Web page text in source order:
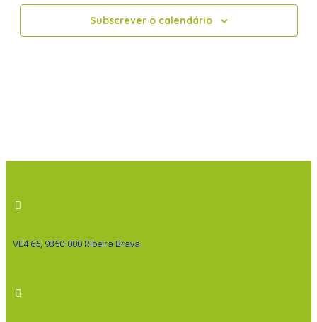
Subscrever o calendário
VE4 65, 9350-000 Ribeira Brava